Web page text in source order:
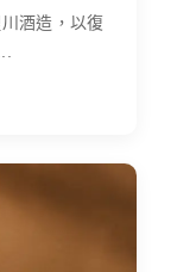
酒造，以復